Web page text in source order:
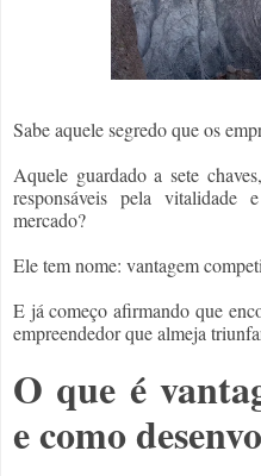
Sabe aquele segredo que os
Aquele guardado a sete
responsáveis pela vitalidade
mercado?
Ele tem nome: vantagem
E já começo afirmando que
empreendedor que almeja
O que é
e como